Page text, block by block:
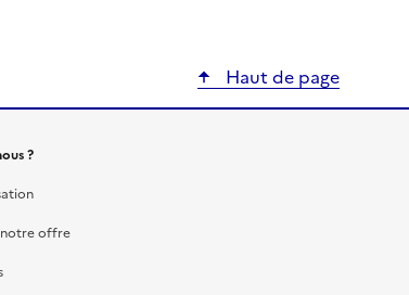
Haut de page
?
notre offre